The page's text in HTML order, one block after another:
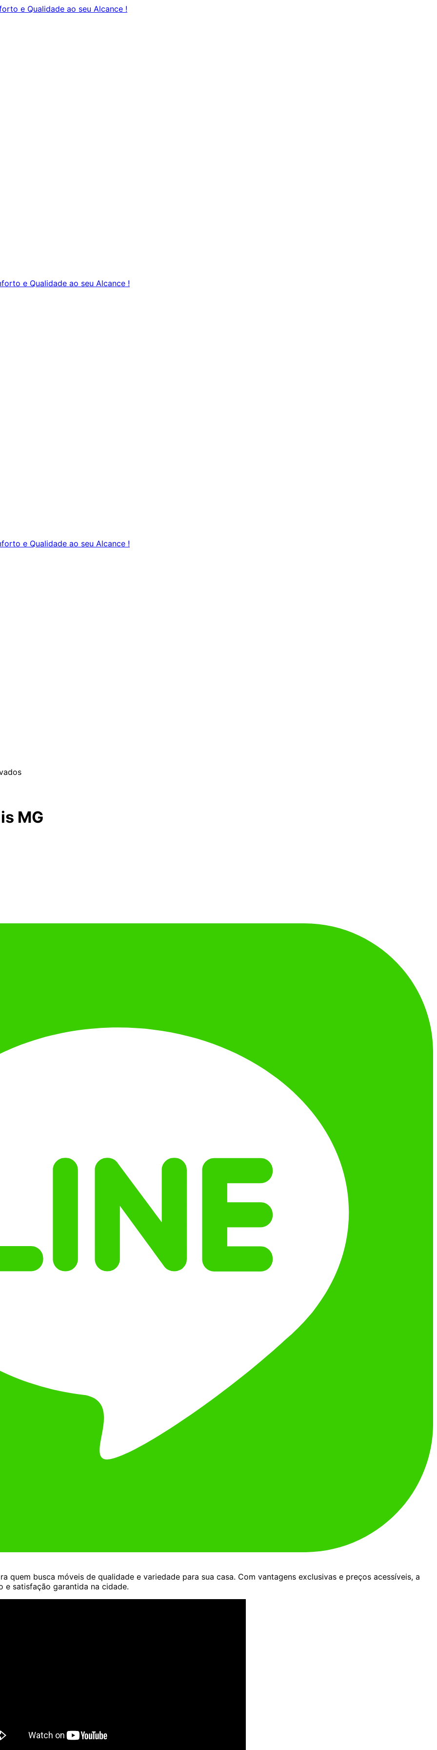
MG
quem busca móveis de qualidade e variedade para sua casa. Com vantagens exclusivas e preços acessíveis, a
e satisfação garantida na cidade.